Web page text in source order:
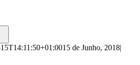
15 de Junho, 2018|